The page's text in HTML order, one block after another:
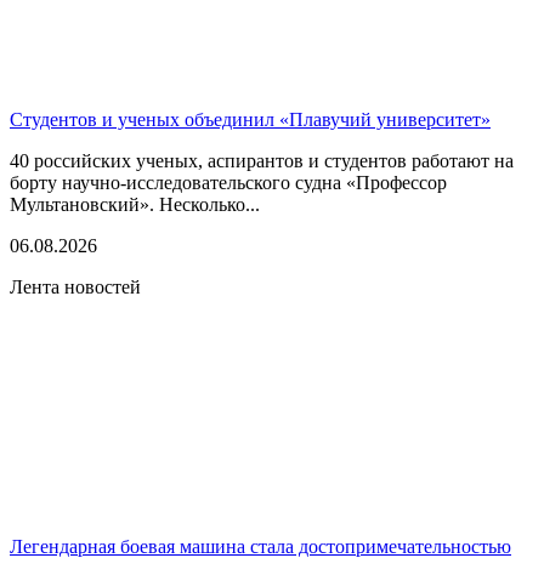
Студентов и ученых объединил «Плавучий университет»
40 российских ученых, аспирантов и студентов работают на
борту научно-исследовательского судна «Профессор
Мультановский». Несколько...
06.08.2026
Лента новостей
Легендарная боевая машина стала достопримечательностью